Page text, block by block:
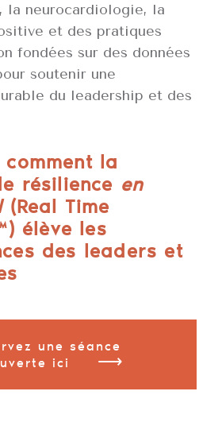
la neurocardiologie, la
et des pratiques
fondées sur des données
soutenir une
du leadership et des
comment la
résilience en
(Real Time
élève les
des leaders et
une séance
ici
⟶